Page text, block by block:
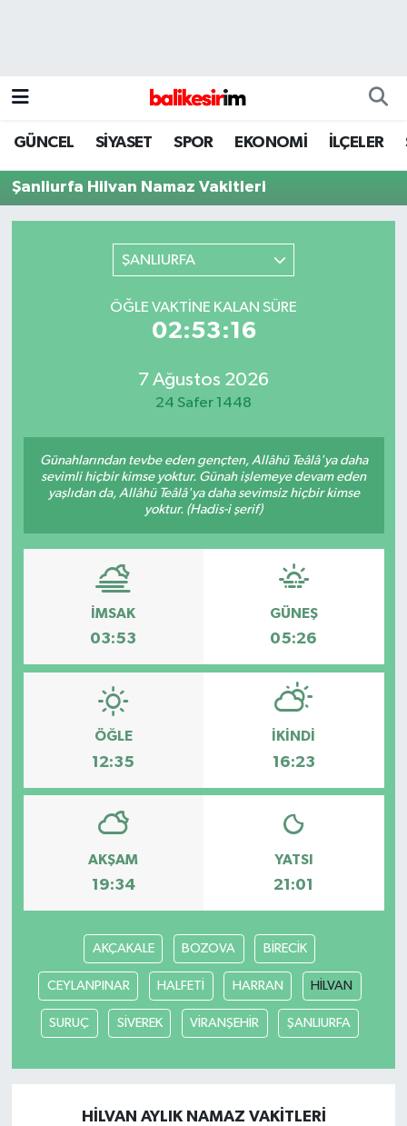
GÜNCEL SİYASET SPOR EKONOMİ İLÇELER
Şanliurfa Hilvan Namaz Vakitleri
ŞANLIURFA
ÖĞLE VAKTINE KALAN SÜRE
02:53:16
7 Ağustos 2026
24 Safer 1448
Günahlarından tevbe eden gençten, Allâhü Teâlâ'ya daha
sevimli hiçbir kimse yoktur. Günah işlemeye devam eden
yaşlıdan da, Allâhü Teâlâ'ya daha sevimsiz hiçbir kimse
yoktur. (Hadis-i şerif)
İMSAK
03:53
GÜNEŞ
05:26
ÖĞLE
12:35
İKINDI
16:23
AKŞAM
19:34
YATSI
21:01
AKÇAKALE BOZOVA BİRECİK
CEYLANPINAR HALFETİ HARRAN HİLVAN
SURUÇ SİVEREK VİRANŞEHİR ŞANLIURFA
HİLVAN AYLIK NAMAZ VAKITLERI